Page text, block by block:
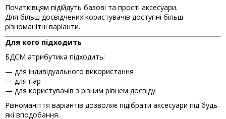
Початківцям підійдуть базові та прості аксесуари.
Для більш досвідчених користувачів доступні більш
різноманітні варіанти.
Для кого підходить
БДСМ атрибутика підходить:
— для індивідуального використання
— для пар
— для користувачів з різним рівнем досвіду
Різноманіття варіантів дозволяє підібрати аксесуари під будь-
які вподобання.